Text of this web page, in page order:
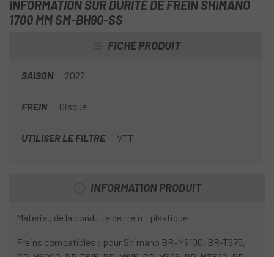
Spécifications techniques:
INFORMATION SUR DURITE DE FREIN SHIMANO
1700 MM SM-BH90-SS
FICHE PRODUIT
SAISON 2022
FREIN Disque
UTILISER LE FILTRE VTT
INFORMATION PRODUIT
Matériau de la conduite de frein : plastique
Freins compatibles : pour Shimano BR-M9100, BR-T675,